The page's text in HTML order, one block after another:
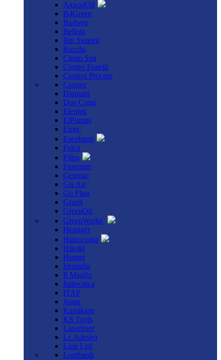
AxxonOil
B4Green
Barbero
Bellota
Bin Sistemi
Bucchi
Cimm Spa
Contro Fratelli
Control Process
Cramer
Diamant
Due Cigni
Elentek
ElPumps
Emec
Eurolamp
Felco
Filtra
Florenter
Genmac
Gis Air
Go Plast
Granit
GreenOil
GreenWorks
Heiniger
Hidroconta
Hikoki
Hunter
Idraitalia
Il Maglio
Italtecnica
ITAP
Joans
Kamikaze
KS Tools
Laserliner
Lc Adesivi
Link Led
Lombardi